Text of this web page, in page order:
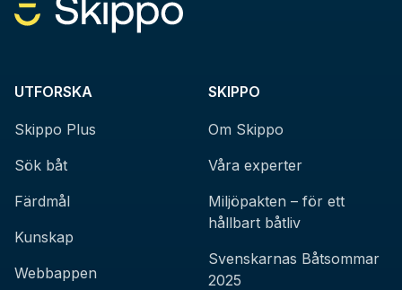
UTFORSKA
Skippo Plus
Sök båt
Färdmål
Kunskap
Webbappen
SKIPPO
Om Skippo
Våra experter
Miljöpakten – för ett
hållbart båtliv
Svenskarnas Båtsommar
2025